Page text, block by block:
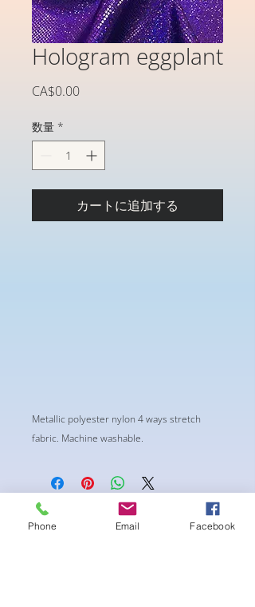
Hologram eggplant
CA$0.00価
数量 *
カートに追加する
Metallic polyester nylon 4 ways stretch
fabric. Machine washable.
まだレビューはありません
Phone Email Facebook